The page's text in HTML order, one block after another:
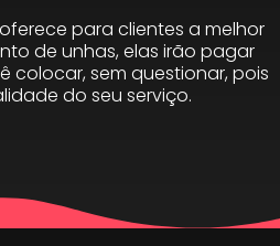
para clientes a melhor
de unhas, elas irão pagar
colocar, sem questionar, pois
do seu serviço.